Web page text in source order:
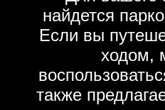
найдется
Если вы
ходом,
также